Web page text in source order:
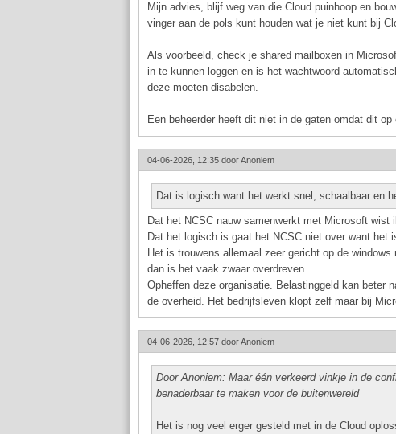
Mijn advies, blijf weg van die Cloud puinhoop en
vinger aan de pols kunt houden wat je niet kunt bij
Als voorbeeld, check je shared mailboxen in
in te kunnen loggen en is het wachtwoord
deze moeten disabelen.
Een beheerder heeft dit niet in de gaten omdat dit
04-06-2026, 12:35 doorAnoniem
Dat is logisch want het werkt snel, schaalbaar en
Dat het NCSC nauw samenwerkt met Microsoft
Dat het logisch is gaat het NCSC niet over want
Het is trouwens allemaal zeer gericht op de
dan is het vaak zwaar overdreven.
Opheffen deze organisatie. Belastinggeld kan beter
de overheid. Het bedrijfsleven klopt zelf maar bij
04-06-2026, 12:57 doorAnoniem
Door Anoniem: Maar één verkeerd vinkje in de
benaderbaar te maken voor de buitenwereld
Het is nog veel erger gesteld met in de Cloud